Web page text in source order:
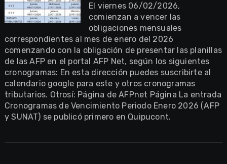
El viernes 06/02/2026,
comienzan a vencer las
obligaciones mensuales
correspondientes al mes de enero del 2026
comenzando con la obligación de presentar las planillas
de las AFP en el portal AFP Net, según los siguientes
cronogramas: En esta dirección puedes suscribirte al
calendario google para este y otros cronogramas
tributarios. Otrosí: Página de AFPnet Página La entrada
Cronogramas de Vencimiento Periodo Enero 2026 (AFP
y SUNAT) se publicó primero en Quipucont.